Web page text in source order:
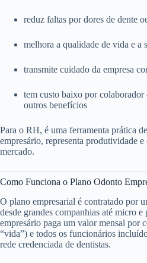
reduz faltas por dores de dente
melhora a qualidade de vida e a
transmite cuidado da empresa
tem custo baixo por colaborador
outros benefícios
Para o RH, é uma ferramenta prática
empresário, representa produtividade
mercado.
Como Funciona o Plano Odonto
O plano empresarial é contratado por
desde grandes companhias até micro e
empresário paga um valor mensal por
“vida”) e todos os funcionários
rede credenciada de dentistas.